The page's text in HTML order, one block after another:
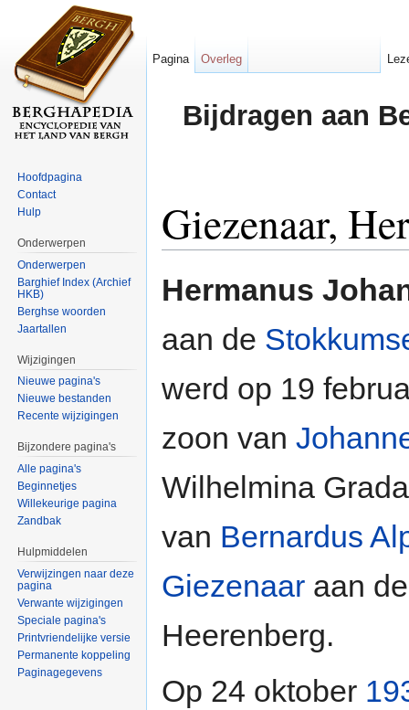
Bijdragen aan
Giezenaar,
Hermanus
aan de
werd op 19
zoon van
Wilhelmina
van Bernardus
Giezenaar aan
Heerenberg.
Op 24 oktober
Pagina Overleg
Hoofdpagina
Contact
Hulp
Onderwerpen
Onderwerpen
Barghief Index (Archief
HKB)
Berghse woorden
Jaartallen
Wijzigingen
Nieuwe pagina's
Nieuwe bestanden
Recente wijzigingen
Bijzondere pagina's
Alle pagina's
Beginnetjes
Willekeurige pagina
Zandbak
Hulpmiddelen
Verwijzingen naar deze
pagina
Verwante wijzigingen
Speciale pagina's
Printvriendelijke versie
Permanente koppeling
Paginagegevens